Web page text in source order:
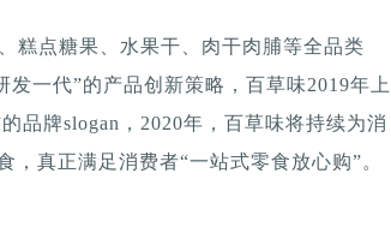
糕点糖果、水果干、肉干肉脯等全品类
一代”的产品创新策略，百草味2019年上
品牌slogan，2020年，百草味将持续为消
真正满足消费者“一站式零食放心购”。